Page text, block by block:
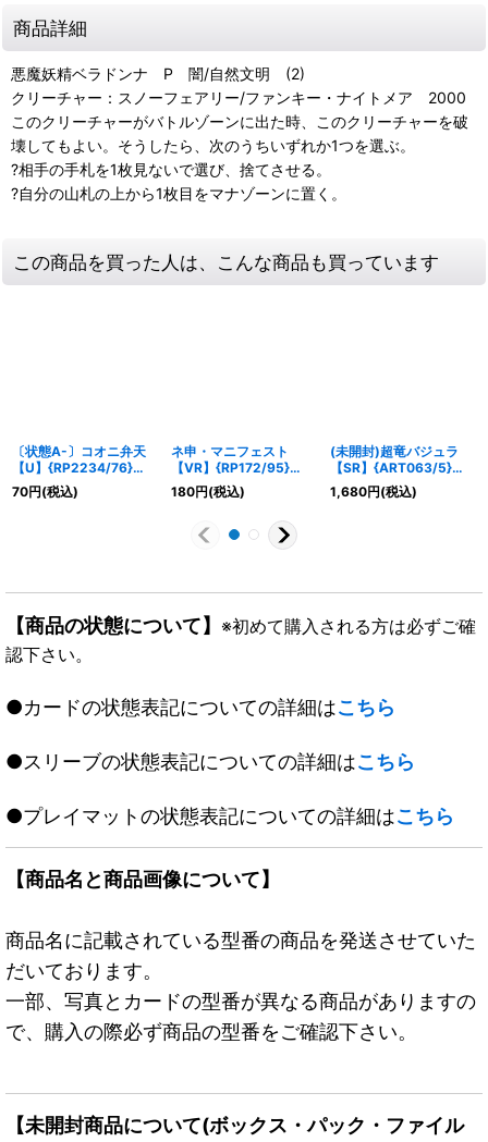
商品詳細
悪魔妖精ベラドンナ P 闇/自然文明 (2)
クリーチャー：スノーフェアリー/ファンキー・ナイトメア 2000
このクリーチャーがバトルゾーンに出た時、このクリーチャーを破
壊してもよい。そうしたら、次のうちいずれか1つを選ぶ。
?相手の手札を1枚見ないで選び、捨てさせる。
?自分の山札の上から1枚目をマナゾーンに置く。
この商品を買った人は、こんな商品も買っています
〔状態A-〕コオニ弁天
【U】{RP2234/76}
《闇》
70円(税込)
ネ申・マニフェスト
【VR】{RP172/95}
《水》
180円(税込)
(未開封)超竜バジュラ
【SR】{ART063/5}
《火》
1,680円(税込)
【商品の状態について】 ※初めて購入される方は必ずご確
認下さい。
●カードの状態表記についての詳細はこちら
●スリーブの状態表記についての詳細はこちら
●プレイマットの状態表記についての詳細はこちら
【商品名と商品画像について】
商品名に記載されている型番の商品を発送させていた
だいております。
一部、写真とカードの型番が異なる商品がありますの
で、購入の際必ず商品の型番をご確認下さい。
【未開封商品について(ボックス・パック・ファイル